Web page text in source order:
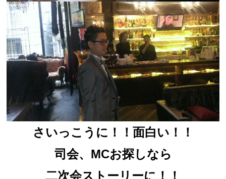
さいっこうに！！面白い！！
司会、MCお探しなら
二次会ストーリーに！！